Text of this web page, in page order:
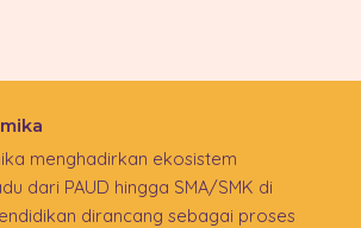
menghadirkan ekosistem
dari PAUD hingga SMA/SMK di
dirancang sebagai proses